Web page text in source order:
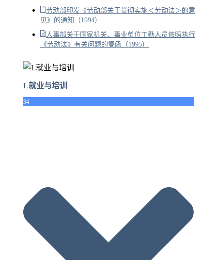
劳动部印发《劳动部关于贯彻实施＜劳动法＞的意
见》的通知（1994）
人事部关于国家机关、事业单位工勤人员依照执行
《劳动法》有关问题的复函（1995）
L就业与培训
34